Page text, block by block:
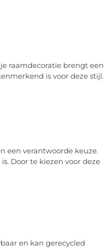
raamdecoratie brengt een
is voor deze stijl.
een verantwoorde keuze.
Door te kiezen voor deze
en kan gerecycled